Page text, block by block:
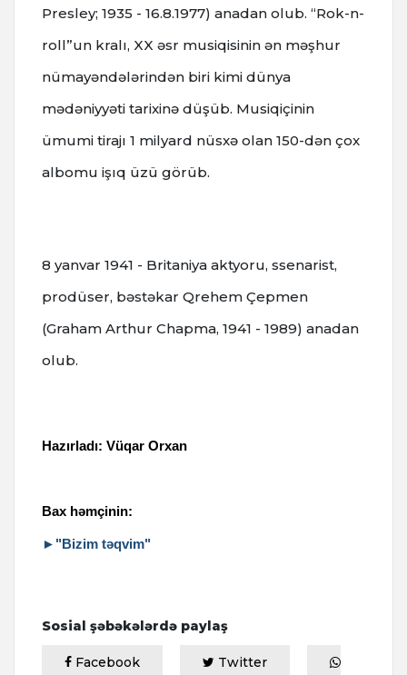
Presley; 1935 - 16.8.1977) anadan olub. “Rok-n-
roll”un kralı, XX əsr musiqisinin ən məşhur
nümayəndələrindən biri kimi dünya
mədəniyyəti tarixinə düşüb. Musiqiçinin
ümumi tirajı 1 milyard nüsxə olan 150-dən çox
albomu işıq üzü görüb.
8 yanvar 1941 - Britaniya aktyoru, ssenarist,
prodüser, bəstəkar Qrehem Çepmen
(Graham Arthur Chapma, 1941 - 1989) anadan
olub.
Hazırladı: Vüqar Orxan
Bax həmçinin:
►"Bizim təqvim"
Sosial şəbəkələrdə paylaş
Facebook
Twitter